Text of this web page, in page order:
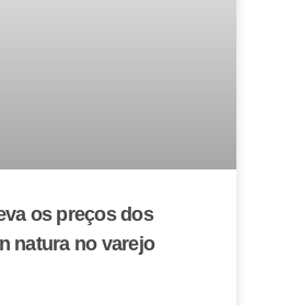
os preços dos
natura no varejo